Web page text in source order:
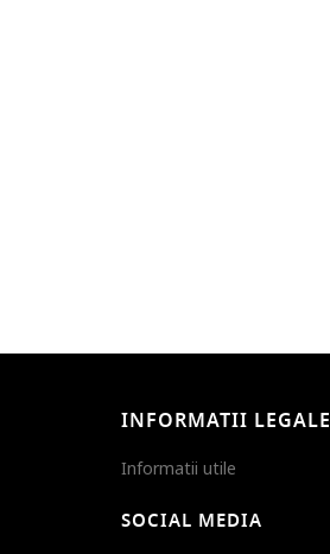
INFORMATII LEGALE
Informatii utile
SOCIAL MEDIA